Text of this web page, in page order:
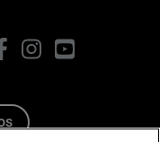
FacebookInstagram